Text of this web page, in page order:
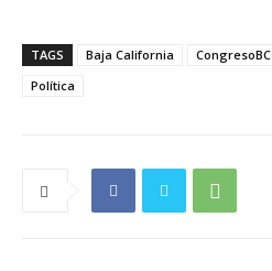
TAGS Baja California CongresoBC
Política